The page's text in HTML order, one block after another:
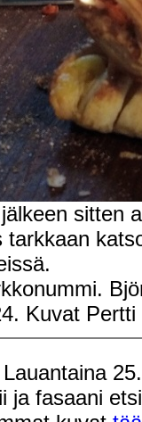
sitten
tarkkaan
Kuvat Pertti
ja fasaani